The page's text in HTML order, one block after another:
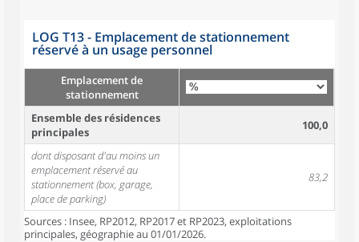
LOG T13 - Emplacement de stationnement
réservé à un usage personnel
Emplacement de
stationnement
Ensemble des résidences
principales
100,0
dont disposant d'au moins un
emplacement réservé au
stationnement (box, garage,
place de parking)
83,2
Sources : Insee, RP2012, RP2017 et RP2023, exploitations
principales, géographie au 01/01/2026.